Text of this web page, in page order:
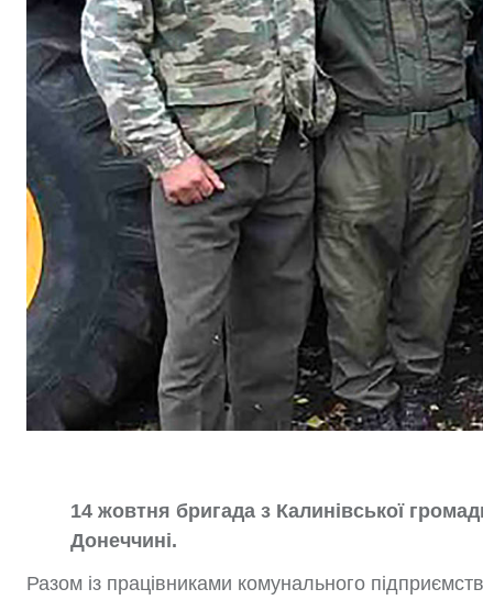
14 жовтня бригада з Калинівської
Донеччині.
Разом із працівниками комунального